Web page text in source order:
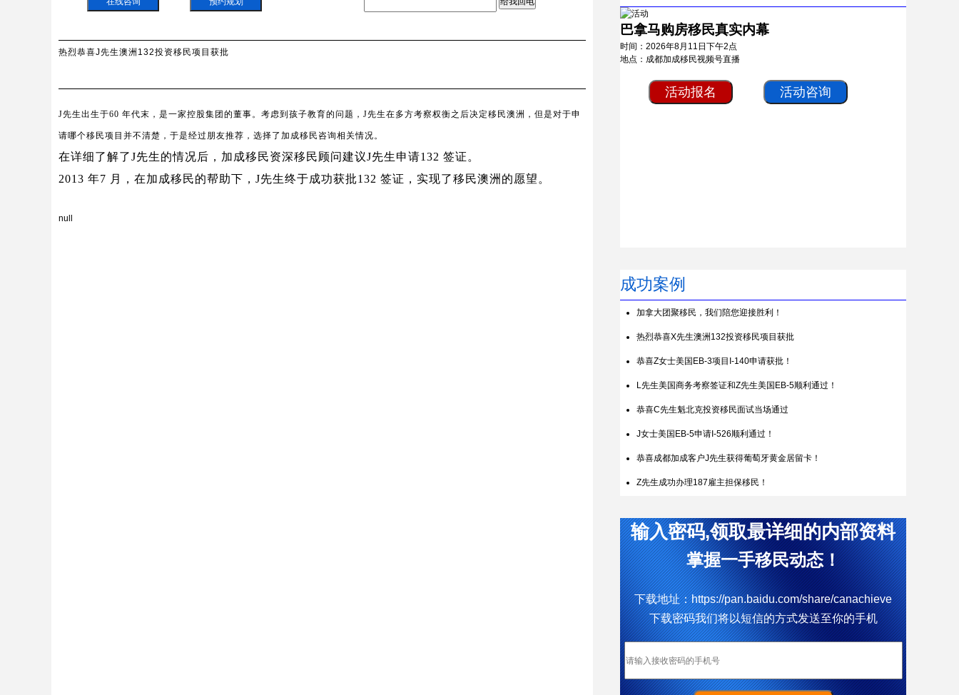
热烈恭喜J先生澳洲132投资移民项目获批
J先生出生于60 年代末，是一家控股集团的董事。考虑到孩子教育的问题，J先生在多方考察权衡之后决定移民澳洲，但是对于申
请哪个移民项目并不清楚，于是经过朋友推荐，选择了加成移民咨询相关情况。
在详细了解了J先生的情况后，加成移民资深移民顾问建议J先生申请132 签证。
2013 年7 月，在加成移民的帮助下， J先生终于成功获批132 签证，实现了移民澳洲的愿望。
null
巴拿马购房移民真实内幕
时间：2026年8月11日下午2点
地点：成都加成移民视频号直播
活动报名 活动咨询
成功案例
加拿大团聚移民，我们陪您迎接胜利！
热烈恭喜X先生澳洲132投资移民项目获批
恭喜Z女士美国EB-3项目I-140申请获批！
L先生美国商务考察签证和Z先生美国EB-5顺利通过！
恭喜C先生魁北克投资移民面试当场通过
J女士美国EB-5申请I-526顺利通过！
恭喜成都加成客户J先生获得葡萄牙黄金居留卡！
Z先生成功办理187雇主担保移民！
简直开挂了，希腊成功案例！
热烈恭喜Q女士通过葡萄牙购房移民拿到葡萄牙黄金居留卡
D女士塞浦路斯获批
W先生终于成功获批188C 签证，实现了移民澳洲的愿望。
恭喜成都加成移民重庆客户W女士全家喜获匈牙利yj居留卡！
祝贺G女士186雇主担保签证（PR）顺利获批
输入密码,领取最详细的内部资料
掌握一手移民动态！
下载地址：https://pan.baidu.com/share/canachieve
下载密码我们将以短信的方式发送至你的手机